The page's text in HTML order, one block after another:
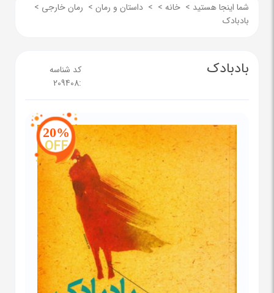
شما اینجا هستید > خانه >
> داستان و رمان > رمان خارجی >
بادبادک
بادبادک
کد شناسه
:
209408
20%
OFF